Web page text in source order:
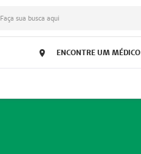
Faça sua busca aqui
ENCONTRE UM MÉDICO